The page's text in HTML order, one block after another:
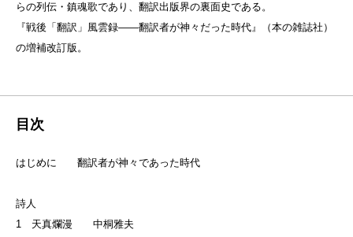
らの列伝・鎮魂歌であり、翻訳出版界の裏面史である。
『戦後「翻訳」風雲録——翻訳者が神々だった時代』（本の雑誌社）
の増補改訂版。
目次
はじめに 翻訳者が神々であった時代
詩人
1 天真爛漫 中桐雅夫